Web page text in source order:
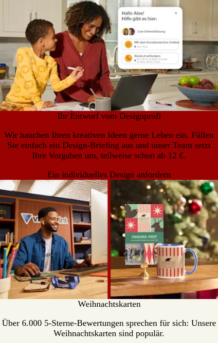
Ihr Entwurf vom Designprofi
Wir hauchen Ihren kreativen Ideen gerne Leben ein. Füllen
Sie einfach ein Design-Briefing aus und unser Team setzt
Ihre Vorgaben um, teilweise schon ab 12 €.
Ein individuelles Design anfordern
Weihnachtskarten
Über 6.000 5-Sterne-Bewertungen sprechen für sich: Unsere
Weihnachtskarten sind populär.